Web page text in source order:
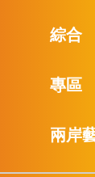
綜合
專區
兩岸